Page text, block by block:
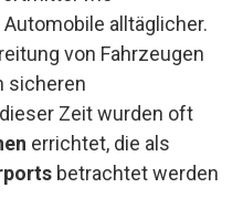
alltäglicher.
von Fahrzeugen
sicheren
Zeit wurden oft
errichtet, die als
betrachtet werden